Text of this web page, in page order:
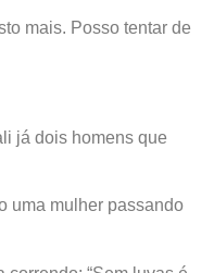
mais. Posso tentar de
já dois homens que
uma mulher passando